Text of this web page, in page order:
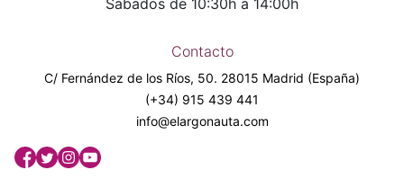
Contacto
C/ Fernández de los Ríos, 50. 28015 Madrid (España)
(+34) 915 439 441
info@elargonauta.com